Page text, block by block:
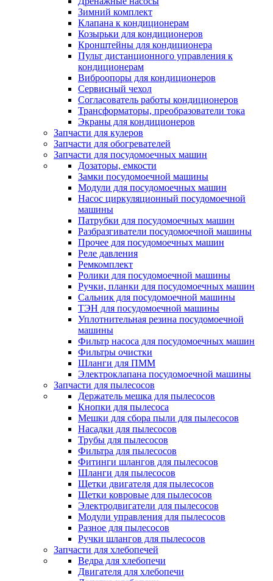
Зимний комплект
Клапана к кондиционерам
Козырьки для кондиционеров
Кронштейны для кондиционера
Пульт дистанционного управления к
кондиционерам
Виброопоры для кондиционеров
Сервисный чехол
Согласователь работы кондиционеров
Трансформаторы, преобразователи тока
Экраны для кондиционеров
Запчасти для кулеров
Запчасти для обогревателей
Запчасти для посудомоечных машин
Дозаторы, емкости
Замки посудомоечной машины
Модули для посудомоечных машин
Насос циркуляционный посудомоечной
машины
Патрубки для посудомоечных машин
Разбразгиватели посудомоечной машины
Прочее для посудомоечных машин
Реле давления
Ремкомплект
Ролики для посудомоечной машины
Ручки, планки для посудомоечных машин
Сальник для посудомоечной машины
ТЭН для посудомоечной машины
Уплотнительная резина посудомоечной
машины
Фильтр насоса для посудомоечных машин
Фильтры очистки
Шланги для ПММ
Электроклапана посудомоечной машины
Запчасти для пылесосов
Держатель мешка для пылесосов
Кнопки для пылесоса
Мешки для сбора пыли для пылесосов
Насадки для пылесосов
Трубы для пылесосов
Фильтра для пылесосов
Фитинги шлангов для пылесосов
Шланги для пылесосов
Щетки двигателя для пылесосов
Щетки ковровые для пылесосов
Электродвигатели для пылесосов
Модули управления для пылесосов
Разное для пылесосов
Ручки шлангов для пылесосов
Запчасти для хлебопечей
Ведра для хлебопечи
Двигателя для хлебопечи